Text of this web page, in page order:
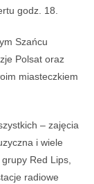
godz. 18.
Szańcu
Polsat oraz
miasteczkiem
– zajęcia
i wiele
Red Lips,
radiowe